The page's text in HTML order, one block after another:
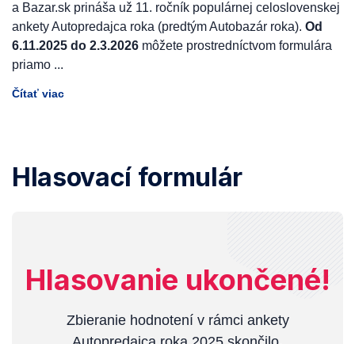
a Bazar.sk prináša už 11. ročník populárnej celoslovenskej
ankety Autopredajca roka (predtým Autobazár roka). Od
6.11.2025 do 2.3.2026 môžete prostredníctvom formulára
priamo ...
Čítať viac
Hlasovací formulár
Hlasovanie ukončené!
Zbieranie hodnotení v rámci ankety